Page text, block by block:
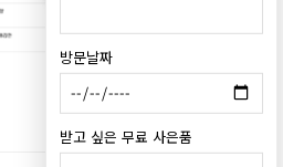
방문날짜
받고 싶은 무료 사은품